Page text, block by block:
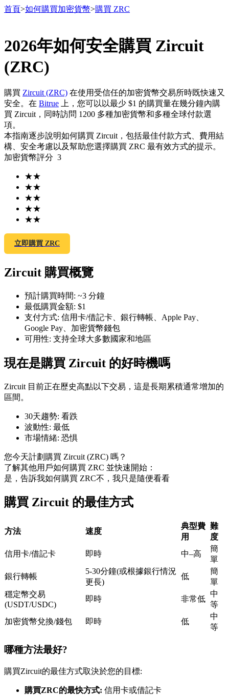
多種以USDT結算的永續合約
幣本位永續
以數字貨幣為保證金的永續合約
美股、外匯、貴金屬及大宗商品衍生性商品
USDC永續
跟單
首頁>如何購買加密貨幣>購買 ZRC
2026年如何安全購買 Zircuit
(ZRC)
購買 Zircuit (ZRC) 在使用受信任的加密貨幣交易所時既快速又
安全。在 Bitrue 上，您可以以最少 $1 的購買量在幾分鐘內購
買 Zircuit，同時訪問 1200 多種加密貨幣和多種全球付款選
項。
本指南逐步說明如何購買 Zircuit，包括最佳付款方式、費用結
構、安全考慮以及幫助您選擇購買 ZRC 最有效方式的提示。
加密貨幣評分 3
★★
★★
★★
★★
★★
立即購買 ZRC
Zircuit 購買概覽
預計購買時間: ~3 分鐘
最低購買金額: $1
支付方式: 信用卡/借記卡、銀行轉帳、Apple Pay、
Google Pay、加密貨幣錢包
可用性: 支持全球大多數國家和地區
現在是購買 Zircuit 的好時機嗎
Zircuit 目前正在歷史高點以下交易，這是長期累積通常增加的
區間。
30天趨勢: 看跌
波動性: 最低
市場情緒: 恐惧
您今天計劃購買 Zircuit (ZRC) 嗎？
了解其他用戶如何購買 ZRC 並快速開始：
是，告訴我如何購買 ZRC不，我只是隨便看看
購買 Zircuit 的最佳方式
方法 速度
典型費
用
難
度
信用卡/借記卡
即時 中–高
簡
單
銀行轉帳
5-30分鐘(或根據銀行情況
更長)
低
簡
單
穩定幣交易
(USDT/USDC)
即時 非常低
中
等
加密貨幣兌換/錢包
即時 低
中
等
哪種方法最好?
購買Zircuit的最佳方式取決於您的目標:
購買ZRC的最快方式: 信用卡或借記卡